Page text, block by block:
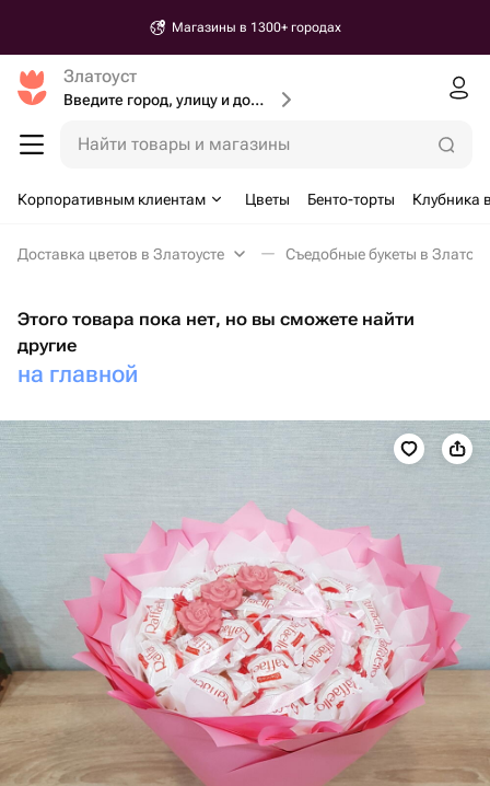
Магазины в 1300+ городах
Златоуст
Введите город, улицу и дом доставки
Найти товары и магазины
Корпоративным клиентам Цветы Бенто-торты Клубника
Доставка цветов в Златоусте Съедобные букеты в
Этого товара пока нет, но вы сможете найти
другие
на главной